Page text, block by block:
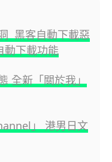
黑客自動下載惡
動下載功能
全新「關於我」
」 港男日文